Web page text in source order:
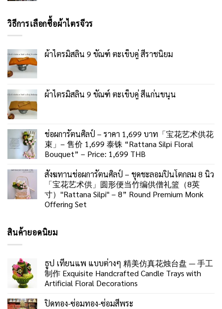
วิธีการเลือกซื้อผ้าไตรจีวร
ผ้าไตรมิสลิน 9 ขัณฑ์ ตะเข็บคู่ สีราชนิยม
ผ้าไตรมิสลิน 9 ขัณฑ์ ตะเข็บคู่ สีแก่นขนุน
ช่อผการัตนศิลป์ – ราคา 1,699 บาท「宝花艺术供花
束」– 售价 1,699 泰铢 “Rattana Silpi Floral
Bouquet” – Price: 1,699 THB
สังฆทานช่อผการัตนศิลป์ – ชุดชะลอมปิ่นโตกลม 8 นิ้ว
「宝花艺术供」圆形便当竹编供僧礼篮（8英
寸）"Rattana Silpi" – 8” Round Premium Monk
Offering Set
สินค้ายอดนิยม
ธูป เทียนแพ แบบต่างๆ 精美仿真花烛台盘 — 手工
制作 Exquisite Handcrafted Candle Trays with
Artificial Floral Decorations
ปิดทอง-ซ่อมทอง-ซ่อมสีพระ